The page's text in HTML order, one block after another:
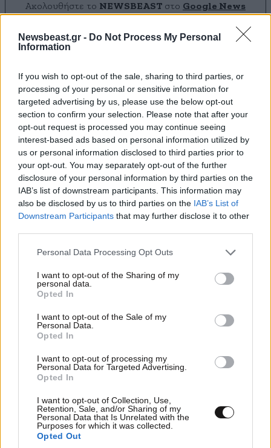
Newsbeast.gr - Do Not Process My Personal
Information
If you wish to opt-out of the sale, sharing to third parties, or
processing of your personal or sensitive information for
targeted advertising by us, please use the below opt-out
section to confirm your selection. Please note that after your
opt-out request is processed you may continue seeing
interest-based ads based on personal information utilized by
us or personal information disclosed to third parties prior to
your opt-out. You may separately opt-out of the further
disclosure of your personal information by third parties on the
IAB’s list of downstream participants. This information may
also be disclosed by us to third parties on the IAB’s List of
Downstream Participants that may further disclose it to other
Please note that this website/app uses one or more Google
not limited to your visit or usage behaviour. You may click to
grant or deny consent to Google and its third-party tags to
use your data for below specified purposes in below Google
consent section.
Personal Data Processing Opt Outs
I want to opt-out of the Sharing of my
personal data.
Opted In
I want to opt-out of the Sale of my
Personal Data.
Opted In
I want to opt-out of processing my
Personal Data for Targeted Advertising.
Opted In
I want to opt-out of Collection, Use,
Retention, Sale, and/or Sharing of my
Personal Data that Is Unrelated with the
Purposes for which it was collected.
Opted Out
Ακολουθήστε το NEWSBEAST στο Google News
ΣΧΌΛΙΑ ΑΝΑΓΝΩΣΤΏΝ
ΠΡΟΣΘΕΣΤΕ ΤΟ ΣΧΟΛΙΟ ΣΑΣ